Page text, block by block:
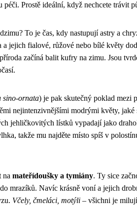
péči. Prostě ideální, když nechcete trávit
To je čas, kdy nastupují astry a
a jejich fialové, růžové nebo bílé květy
začíná balit kufry na zimu. Jsou
sino-ornata) je pak skutečný poklad mezi
nejintenzivnějšími modrými květy, jaké
jehličkovitých lístků vypadají jako
takže mu najděte místo spíš v
na mateřídoušky a tymiány. Ty sice
mrazíků. Navíc krásně voní a jejich
Včely, čmeláci, motýli – všichni je